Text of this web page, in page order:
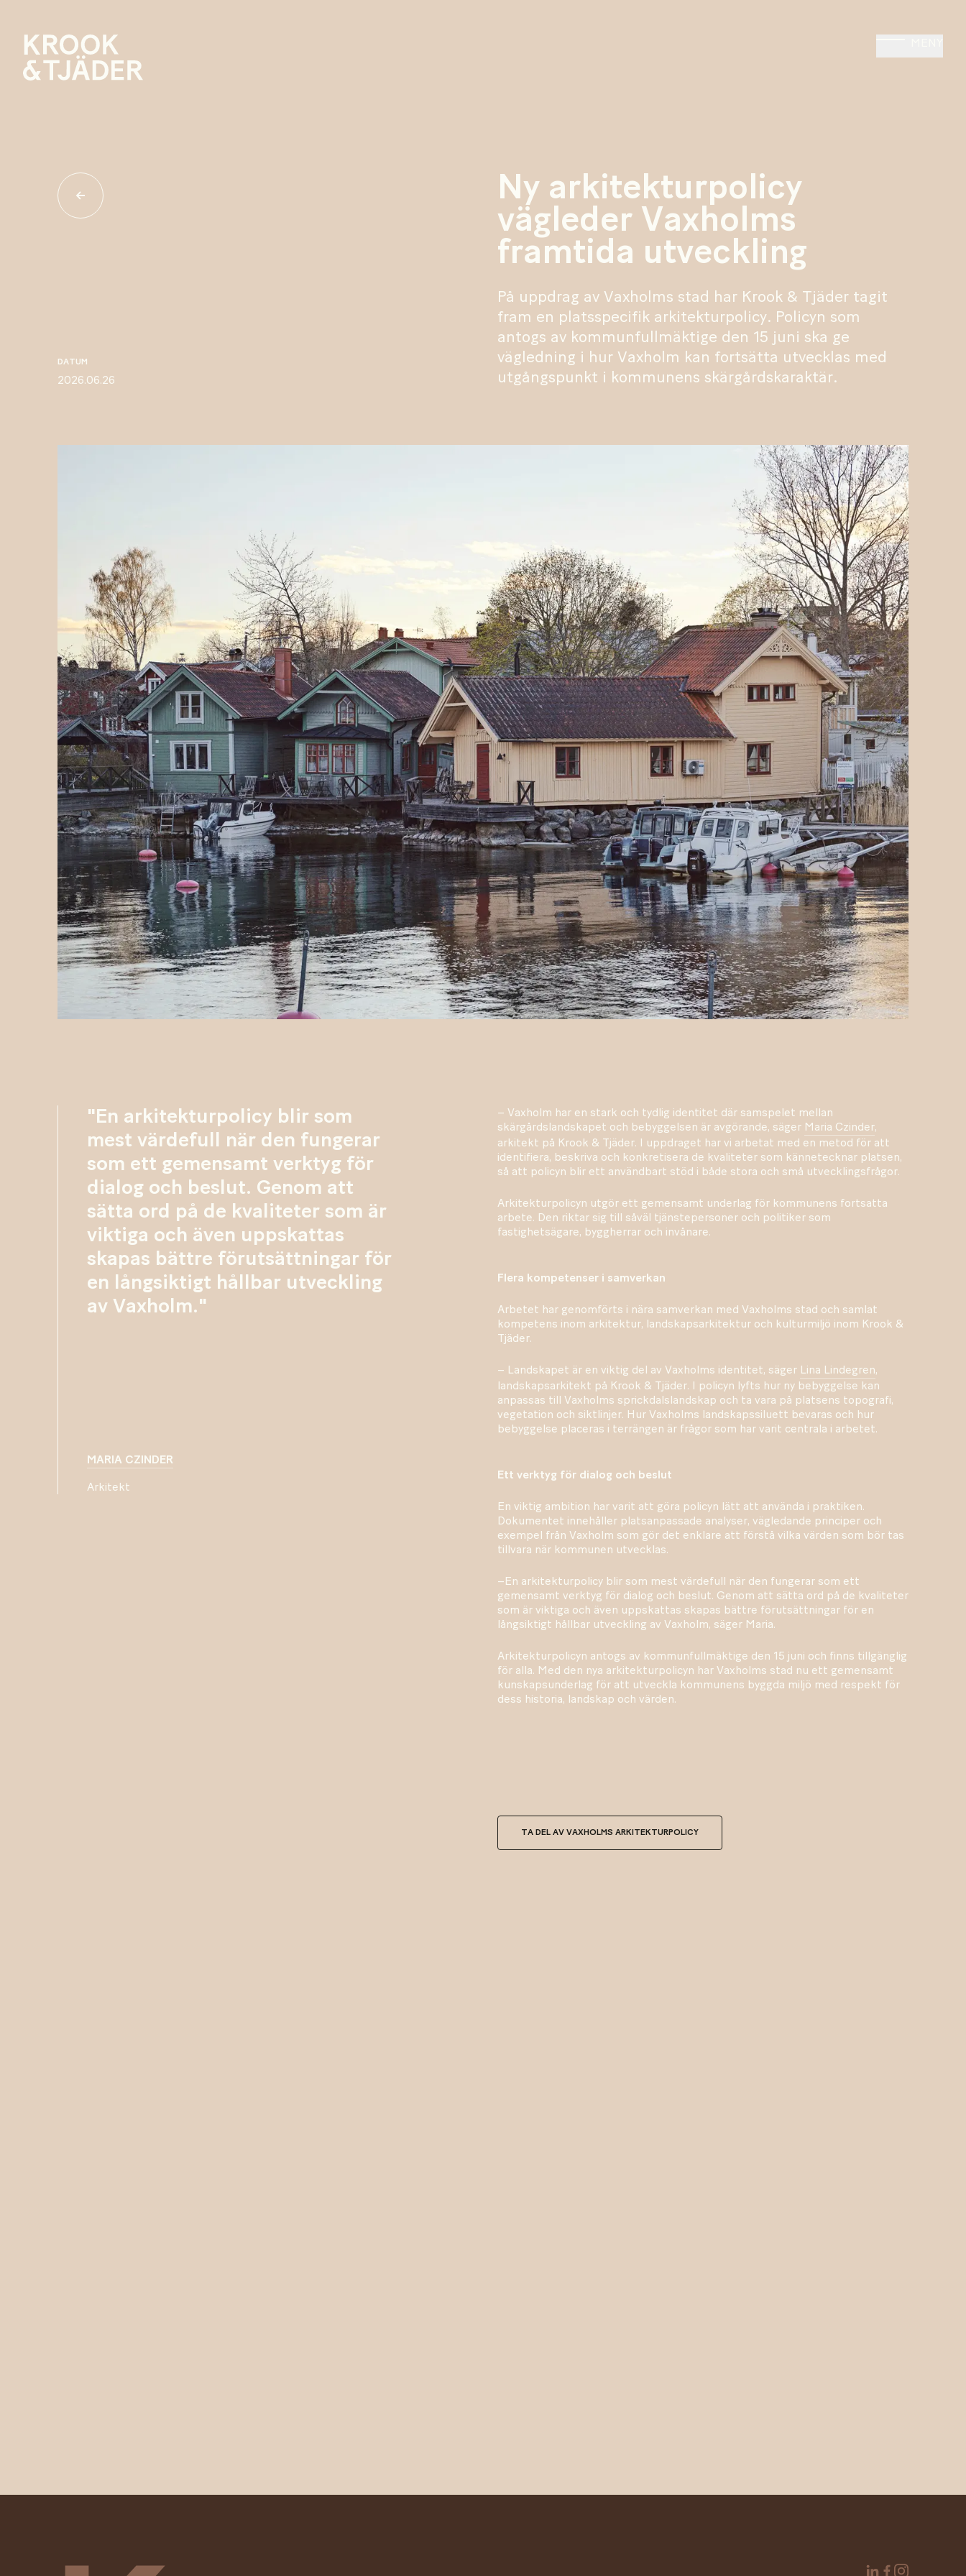
Ny arkitekturpolicy
vägleder Vaxholms
framtida utveckling
DATUM
2026.06.26
På uppdrag av Vaxholms stad har Krook & Tjäder tagit
fram en platsspecifik arkitekturpolicy. Policyn som
antogs av kommunfullmäktige den 15 juni ska ge
vägledning i hur Vaxholm kan fortsätta utvecklas med
utgångspunkt i kommunens skärgårdskaraktär.
"En arkitekturpolicy blir som
mest värdefull när den fungerar
som ett gemensamt verktyg för
dialog och beslut. Genom att
sätta ord på de kvaliteter som är
viktiga och även uppskattas
skapas bättre förutsättningar för
en långsiktigt hållbar utveckling
av Vaxholm."
MARIA CZINDER
Arkitekt
– Vaxholm har en stark och tydlig identitet där samspelet mellan
skärgårdslandskapet och bebyggelsen är avgörande, säger Maria Czinder,
arkitekt på Krook & Tjäder. I uppdraget har vi arbetat med en metod för att
identifiera, beskriva och konkretisera de kvaliteter som kännetecknar platsen,
så att policyn blir ett användbart stöd i både stora och små utvecklingsfrågor.
Arkitekturpolicyn utgör ett gemensamt underlag för kommunens fortsatta
arbete. Den riktar sig till såväl tjänstepersoner och politiker som
fastighetsägare, byggherrar och invånare.
Flera kompetenser i samverkan
Arbetet har genomförts i nära samverkan med Vaxholms stad och samlat
kompetens inom arkitektur, landskapsarkitektur och kulturmiljö inom Krook &
Tjäder.
– Landskapet är en viktig del av Vaxholms identitet, säger Lina Lindegren,
landskapsarkitekt på Krook & Tjäder. I policyn lyfts hur ny bebyggelse kan
anpassas till Vaxholms sprickdalslandskap och ta vara på platsens topografi,
vegetation och siktlinjer. Hur Vaxholms landskapssiluett bevaras och hur
bebyggelse placeras i terrängen är frågor som har varit centrala i arbetet.
Ett verktyg för dialog och beslut
En viktig ambition har varit att göra policyn lätt att använda i praktiken.
Dokumentet innehåller platsanpassade analyser, vägledande principer och
exempel från Vaxholm som gör det enklare att förstå vilka värden som bör tas
tillvara när kommunen utvecklas.
–En arkitekturpolicy blir som mest värdefull när den fungerar som ett
gemensamt verktyg för dialog och beslut. Genom att sätta ord på de kvaliteter
som är viktiga och även uppskattas skapas bättre förutsättningar för en
långsiktigt hållbar utveckling av Vaxholm, säger Maria.
Arkitekturpolicyn antogs av kommunfullmäktige den 15 juni och finns tillgänglig
för alla. Med den nya arkitekturpolicyn har Vaxholms stad nu ett gemensamt
kunskapsunderlag för att utveckla kommunens byggda miljö med respekt för
dess historia, landskap och värden.
TA DEL AV VAXHOLMS ARKITEKTURPOLICY